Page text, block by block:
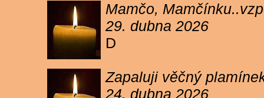
Mamčo,
29. dubna 2026
D
Zapaluji věčný
24. dubna 2026